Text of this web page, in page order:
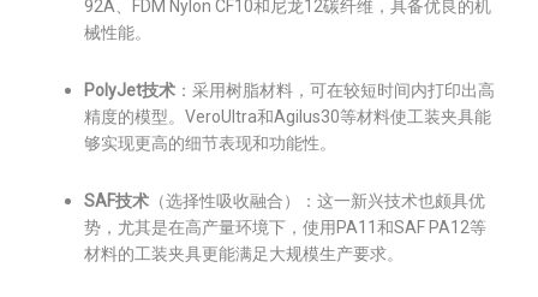
92A、FDM Nylon CF10和尼龙12碳纤维，具备优良的机
械性能。
PolyJet技术 ：采用树脂材料，可在较短时间内打印出高
精度的模型。VeroUltra和Agilus30等材料使工装夹具能
够实现更高的细节表现和功能性。
SAF技术 （选择性吸收融合）：这一新兴技术也颇具优
势，尤其是在高产量环境下，使用PA11和SAF PA12等
材料的工装夹具更能满足大规模生产要求。